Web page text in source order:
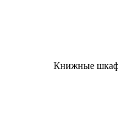
Книжные